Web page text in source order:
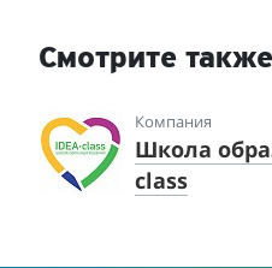
Смотрите также
Компания
Школа
class